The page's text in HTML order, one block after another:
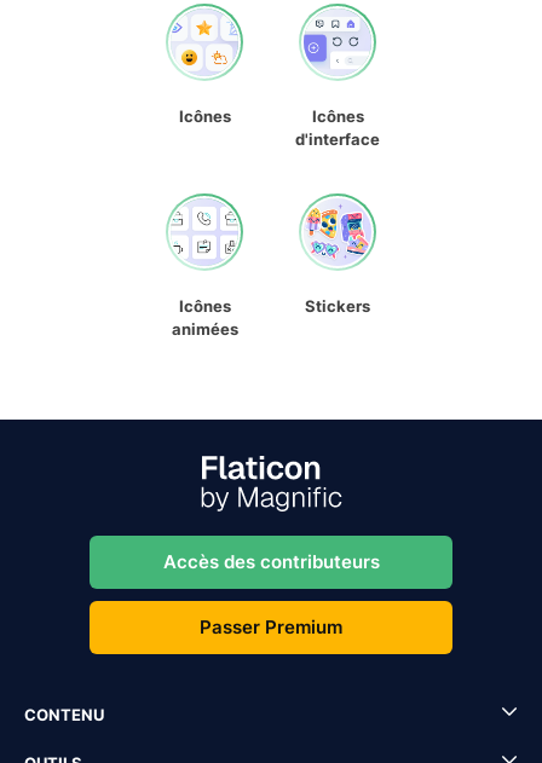
Icônes
Icônes
d'interface
Icônes
animées
Stickers
Accès des contributeurs
Passer Premium
CONTENU